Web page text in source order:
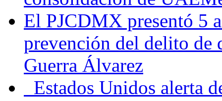
El PJCDMX presentó 5
prevención del delito de
Guerra Álvarez
Estados Unidos alerta